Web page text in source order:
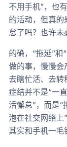
不用手机”，也
的活动，但真
怠了吗？也许未
的确，“拖延”和
做的事，慢慢会
去瞎忙活、去转
症结并不是“一
活懈怠”，而是
泡在社交网络上
其实和手机一毛